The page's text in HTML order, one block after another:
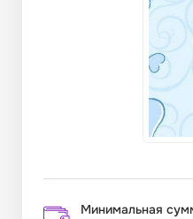
Минимальная